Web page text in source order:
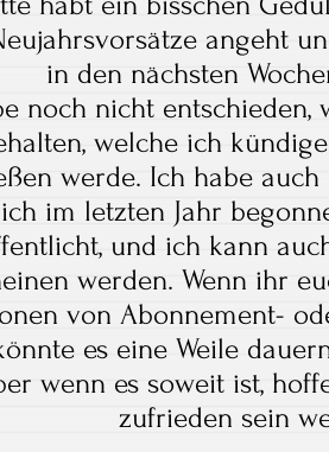
angeht
in den nächsten
noch nicht entschieden,
welche ich
werde. Ich habe
im letzten Jahr
und ich kann
werden. Wenn ihr
von Abonnement-
es eine Weile
wenn es soweit ist,
zufrieden sein